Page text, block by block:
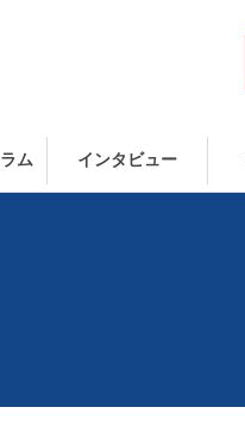
ム インタビュー